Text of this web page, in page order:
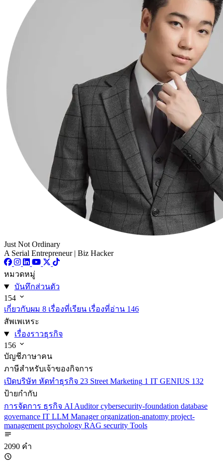
Just Not Ordinary
A Serial Entrepreneur | Biz Hacker
หมวดหมู่
บันทึกส่วนตัว
154
เกี่ยวกับผม 8 เรื่องที่เรียน เรื่องที่อ่าน 146
สัพเพเหระ
เรื่องราวธุรกิจ
156
บัญชีภาษาคน
ภาษีสำหรับเจ้าของกิจการ
เปิดบริษัท หัดทำธุรกิจ 23 Street Marketing 1 IT GENIUS 132
ป้ายกำกับ
การจัดการ ธุรกิจ AI Auditorcybersecurity-foundation database
governance IT LLM Managerorganization-anatomy project-
management psychology RAG security Tools
2090 คำ